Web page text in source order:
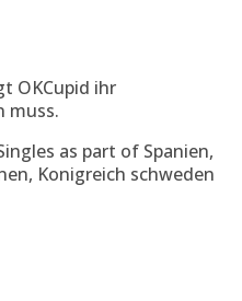
OKCupid ihr
muss.
as part of Spanien,
Konigreich schweden